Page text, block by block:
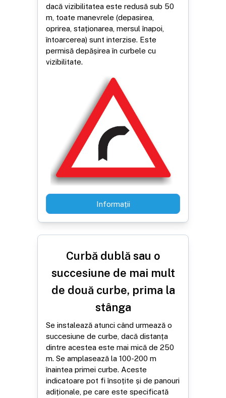
dacă vizibilitatea este redusă sub 50
m, toate manevrele (depasirea,
oprirea, staționarea, mersul înapoi,
întoarcerea) sunt interzise. Este
permisă depășirea în curbele cu
vizibilitate.
Informații
Curbă dublă sau o
succesiune de mai mult
de două curbe, prima la
stânga
Se instalează atunci când urmează o
succesiune de curbe, dacă distanța
dintre acestea este mai mică de 250
m. Se amplasează la 100-200 m
înaintea primei curbe. Aceste
indicatoare pot fi însoțite și de panouri
adiționale, pe care este specificată